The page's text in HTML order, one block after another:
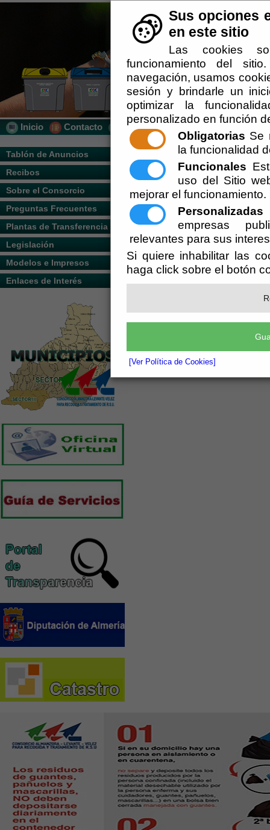
Sus opciones
en este sitio
Las cookies
funcionamiento del
navegación, usamos
sesión y brindarle un
optimizar la
personalizado en función
Obligatorias Se
la funcionalidad
Funcionales
uso del Sitio
mejorar el funcionamiento.
Personalizadas
empresas
relevantes para sus
Si quiere inhabilitar las
haga click sobre el botón
[Ver Política de Cookies]
Inicio Contacto Localización
Tablón de Anuncios
Recibos
Sobre el Consorcio
Preguntas Frecuentes
Plantas de Transferencia
Legislación
Modelos e Impresos
Enlaces de Interés